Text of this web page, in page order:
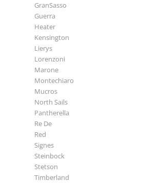
GranSasso
Guerra
Heater
Kensington
Lierys
Lorenzoni
Marone
Montechiaro
Mucros
North Sails
Pantherella
Re De
Red
Signes
Steinbock
Stetson
Timberland